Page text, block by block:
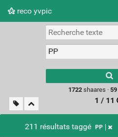
reco yvpic
Nuage de tags Mur d'images
1722 shaares ·59
1 / 11
211 résultats taggé PP